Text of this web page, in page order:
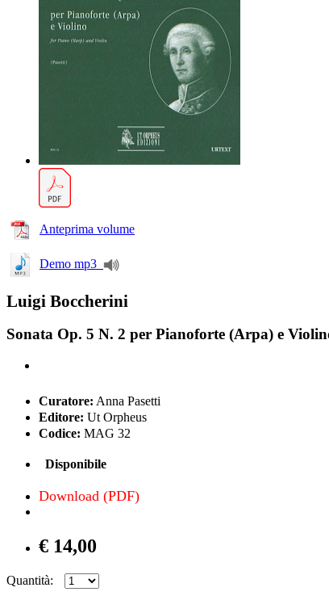
Anteprima volume
Demo mp3
Luigi Boccherini
Sonata Op. 5 N. 2 per Pianoforte (Arpa) e
Curatore: Anna Pasetti
Editore: Ut Orpheus
Codice: MAG 32
Disponibile
Download (PDF)
€ 14,00
Quantità: